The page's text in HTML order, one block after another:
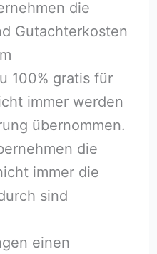
die
Gutachterkosten
100% gratis für
immer werden
übernommen.
die
immer die
sind
einen